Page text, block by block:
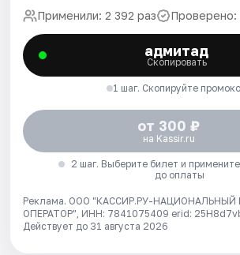
Применили: 2 392 раз Проверено:
адмитад
Скопировать
1 шаг. Скопируйте
от 300 ₽
на Kassir.ru
2 шаг. Выберите билет и
до оплаты
Реклама. ООО "КАССИР.РУ-
ОПЕРАТОР", ИНН: 7841075409 erid:
Действует до 31 августа 2026